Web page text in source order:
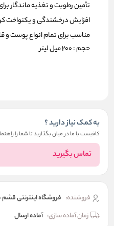
تأمین رطوبت و تغذیه ماندگار
افزایش درخشندگی و یکنواخت
مناسب برای تمام انواع پوست و
حجم : 200 میل لیتر
به کمک نیاز دارید ؟
کافیست با ما در میان بگذارید تا شما را
تماس بگیرید
فروشنده: فروشگاه اینترنتی قشم
زمان آماده سازی: آماده ارسال